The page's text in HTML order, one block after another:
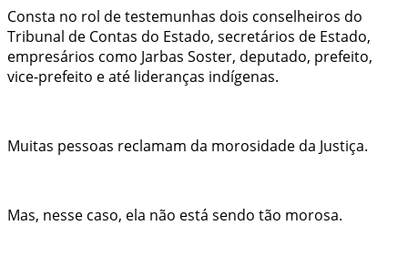
Consta no rol de testemunhas dois conselheiros do
Tribunal de Contas do Estado, secretários de Estado,
empresários como Jarbas Soster, deputado, prefeito,
vice-prefeito e até lideranças indígenas.
Muitas pessoas reclamam da morosidade da Justiça.
Mas, nesse caso, ela não está sendo tão morosa.